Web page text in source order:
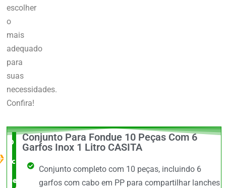
escolher
o
mais
adequado
para
suas
necessidades.
Confira!
O Melhor
custo x
benefício
Conjunto Para Fondue 10 Peças Com 6
Garfos Inox 1 Litro CASITA
Conjunto completo com 10 peças, incluindo 6
garfos com cabo em PP para compartilhar lanches